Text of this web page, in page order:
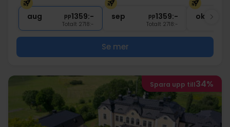
∞ Tillgång till gym
aug pp1359:-
Totalt 2718:-
sep pp1359:-
Totalt 2718:-
okt
Se mer
Spara upp till34%